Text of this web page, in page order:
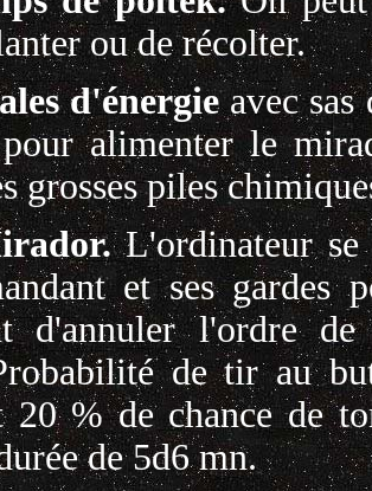
ou de récolter.
d'énergieavec sas
pour alimenter le
grosses piles
L'ordinateur se
et ses gardes
d'annuler l'ordre
de tir au
20 % de chance de
de 5d6 mn.